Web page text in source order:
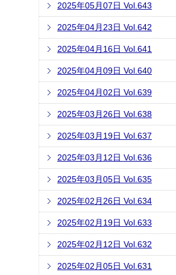
2025年05月07日 Vol.643
2025年04月23日 Vol.642
2025年04月16日 Vol.641
2025年04月09日 Vol.640
2025年04月02日 Vol.639
2025年03月26日 Vol.638
2025年03月19日 Vol.637
2025年03月12日 Vol.636
2025年03月05日 Vol.635
2025年02月26日 Vol.634
2025年02月19日 Vol.633
2025年02月12日 Vol.632
2025年02月05日 Vol.631